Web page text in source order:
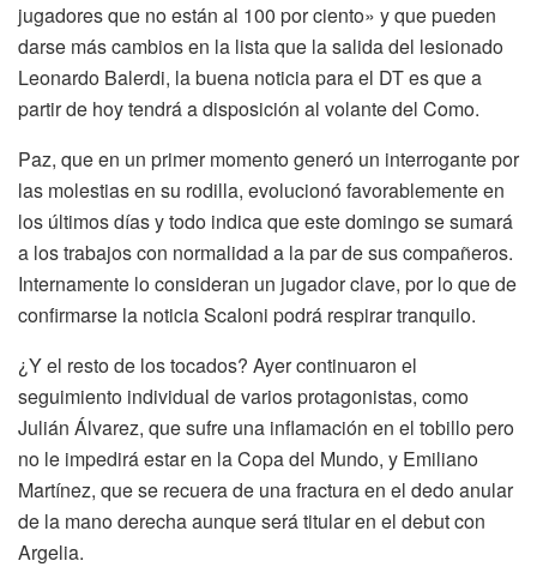
jugadores que no están al 100 por ciento» y que pueden
darse más cambios en la lista que la salida del lesionado
Leonardo Balerdi, la buena noticia para el DT es que a
partir de hoy tendrá a disposición al volante del Como.
Paz, que en un primer momento generó un interrogante por
las molestias en su rodilla, evolucionó favorablemente en
los últimos días y todo indica que este domingo se sumará
a los trabajos con normalidad a la par de sus compañeros.
Internamente lo consideran un jugador clave, por lo que de
confirmarse la noticia Scaloni podrá respirar tranquilo.
¿Y el resto de los tocados? Ayer continuaron el
seguimiento individual de varios protagonistas, como
Julián Álvarez, que sufre una inflamación en el tobillo pero
no le impedirá estar en la Copa del Mundo, y Emiliano
Martínez, que se recuera de una fractura en el dedo anular
de la mano derecha aunque será titular en el debut con
Argelia.